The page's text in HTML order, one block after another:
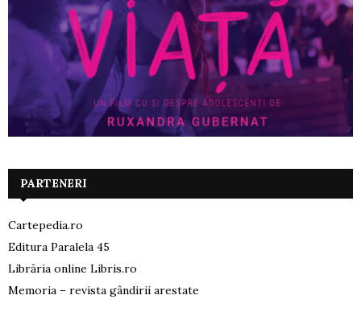
PARTENERI
Cartepedia.ro
Editura Paralela 45
Librăria online Libris.ro
Memoria – revista gândirii arestate